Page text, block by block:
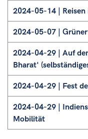
Details
ein/ausblenden
2024-05-14 |
Details
ein/ausblenden
2024-05-07 |
Details
ein/ausblenden
2024-04-29 | Auf
Bharat'
Details
ein/ausblenden
2024-04-29 | Fest
Details
ein/ausblenden
2024-04-29 |
Mobilität